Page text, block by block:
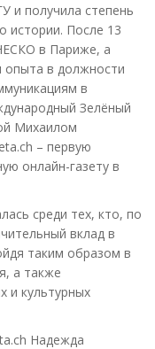
и получила степень
истории. После 13
в Париже, а
опыта в должности
в
Зелёный
Михаилом
– первую
онлайн-газету в
среди тех, кто, по
вклад в
таким образом в
а также
и культурных
Надежда